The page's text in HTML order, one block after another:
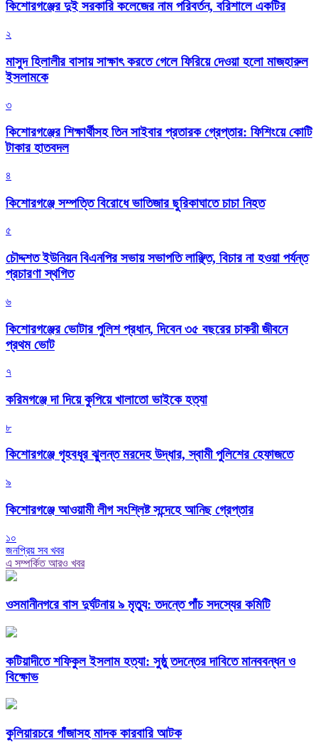
কিশোরগঞ্জের দুই সরকারি কলেজের নাম পরিবর্তন, বরিশালে একটির
২
মাসুদ হিলালীর বাসায় সাক্ষাৎ করতে গেলে ফিরিয়ে দেওয়া হলো মাজহারুল
ইসলামকে
৩
কিশোরগঞ্জের শিক্ষার্থীসহ তিন সাইবার প্রতারক গ্রেপ্তার: ফিশিংয়ে কোটি
টাকার হাতবদল
৪
কিশোরগঞ্জে সম্পত্তি বিরোধে ভাতিজার ছুরিকাঘাতে চাচা নিহত
৫
চৌদ্দশত ইউনিয়ন বিএনপির সভায় সভাপতি লাঞ্ছিত, বিচার না হওয়া পর্যন্ত
প্রচারণা স্থগিত
৬
কিশোরগঞ্জের ভোটার পুলিশ প্রধান, দিবেন ৩৫ বছরের চাকরী জীবনে
প্রথম ভোট
৭
করিমগঞ্জে দা দিয়ে কুপিয়ে খালাতো ভাইকে হত্যা
৮
কিশোরগঞ্জে গৃহবধূর ঝুলন্ত মরদেহ উদ্ধার, স্বামী পুলিশের হেফাজতে
৯
কিশোরগঞ্জে আওয়ামী লীগ সংশ্লিষ্ট সন্দেহে আনিছ গ্রেপ্তার
১০
জনপ্রিয় সব খবর
এ সম্পর্কিত আরও খবর
ওসমানীনগরে বাস দুর্ঘটনায় ৯ মৃত্যু: তদন্তে পাঁচ সদস্যের কমিটি
কটিয়াদীতে শফিকুল ইসলাম হত্যা: সুষ্ঠু তদন্তের দাবিতে মানববন্ধন ও
বিক্ষোভ
কুলিয়ারচরে গাঁজাসহ মাদক কারবারি আটক